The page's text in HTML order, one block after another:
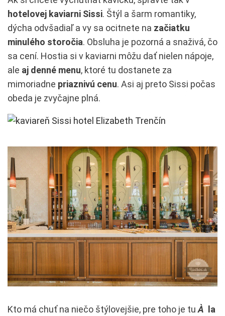
hotelovej kaviarni Sissi. Štýl a šarm romantiky,
dýcha odvšadiaľ a vy sa ocitnete na začiatku
minulého storočia. Obsluha je pozorná a snaživá, čo
sa cení. Hostia si v kaviarni môžu dať nielen nápoje,
ale aj denné menu, ktoré tu dostanete za
mimoriadne priaznivú cenu. Asi aj preto Sissi počas
obeda je zvyčajne plná.
Kto má chuť na niečo štýlovejšie, pre toho je tu À la